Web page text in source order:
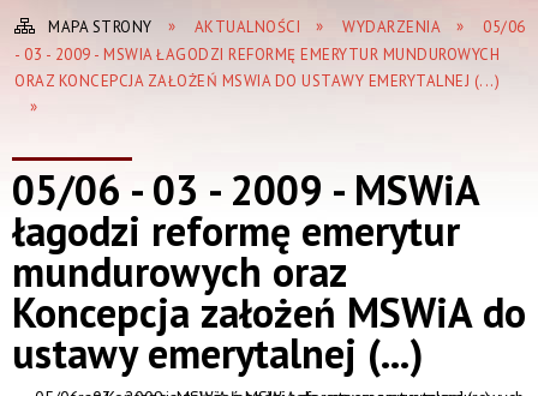
MAPA STRONY AKTUALNOŚCI WYDARZENIA
05/06
- 03 - 2009 - MSWIA ŁAGODZI REFORMĘ EMERYTUR MUNDUROWYCH
ORAZ KONCEPCJA ZAŁOŻEŃ MSWIA DO USTAWY EMERYTALNEJ (...)
05/06 - 03 - 2009 - MSWiA
łagodzi reformę emerytur
mundurowych oraz
Koncepcja założeń MSWiA do
ustawy emerytalnej (...)